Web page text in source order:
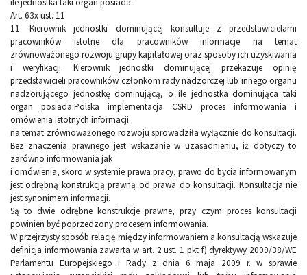
ile jednostka taki organ posiada.
Art. 63x ust. 11
11. Kierownik jednostki dominującej konsultuje z przedstawicielami
pracowników istotne dla pracowników informacje na temat
zrównoważonego rozwoju grupy kapitałowej oraz sposoby ich uzyskiwania
i weryfikacji. Kierownik jednostki dominującej przekazuje opinię
przedstawicieli pracowników członkom rady nadzorczej lub innego organu
nadzorującego jednostkę dominującą, o ile jednostka dominująca taki
organ posiada.Polska implementacja CSRD proces informowania i
omówienia istotnych informacji
na temat zrównoważonego rozwoju sprowadziła wyłącznie do konsultacji.
Bez znaczenia prawnego jest wskazanie w uzasadnieniu, iż dotyczy to
zarówno informowania jak
i omówienia, skoro w systemie prawa pracy, prawo do bycia informowanym
jest odrębną konstrukcją prawną od prawa do konsultacji. Konsultacja nie
jest synonimem informacji.
Są to dwie odrębne konstrukcje prawne, przy czym proces konsultacji
powinien być poprzedzony procesem informowania.
W przejrzysty sposób relację między informowaniem a konsultacją wskazuje
definicja informowania zawarta w art. 2 ust. 1 pkt f) dyrektywy 2009/38/WE
Parlamentu Europejskiego i Rady z dnia 6 maja 2009 r. w sprawie